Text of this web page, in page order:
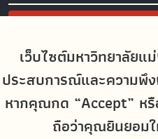
เว็บไซต์มหาวิทยาลัยแ
ประสบการณ์และความพึง
หากคุณกด “Accept” หรื
ถือว่าคุณยินยอม
Site Map